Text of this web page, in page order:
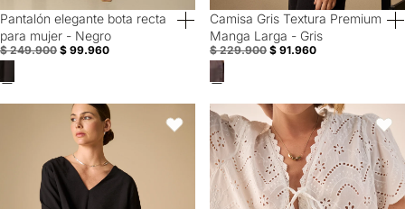
60% Off
Pantalón elegante bota recta
para mujer - Negro
$ 249.900 $ 99.960
60% Off
Camisa Gris Textura Premium
Manga Larga - Gris
$ 229.900 $ 91.960
Camisa manga corta cuello en V silueta amplia - Negro
Favoritos
Camisa Bordada con Calados